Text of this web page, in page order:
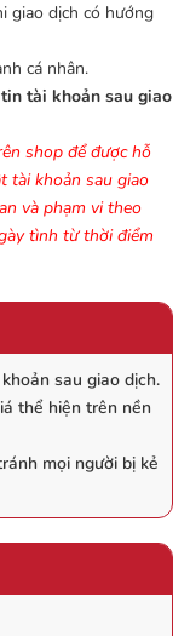
giao dịch có hướng
cá nhân.
tài khoản sau giao
shop để được hỗ
tài khoản sau giao
và phạm vi theo
tình từ thời điểm
sau giao dịch.
thể hiện trên nền
mọi người bị kẻ